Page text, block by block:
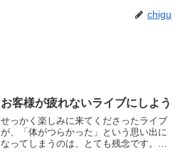
chigu
お客様が疲れないライブにしよう
せっかく楽しみに来てくださったライブ
が、「体がつらかった」という思い出に
なってしまうのは、とても残念です。だ